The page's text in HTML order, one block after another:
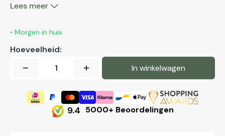
Lees meer
• Morgen in huis
Hoeveelheid:
voor
Scheerset
Aantal
voor
Scheerset
In winkelwagen
9.4 5000+ Beoordelingen